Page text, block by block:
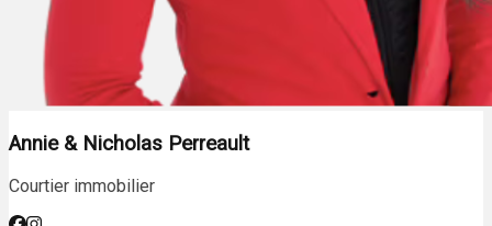
Annie & Nicholas Perreault
Courtier immobilier